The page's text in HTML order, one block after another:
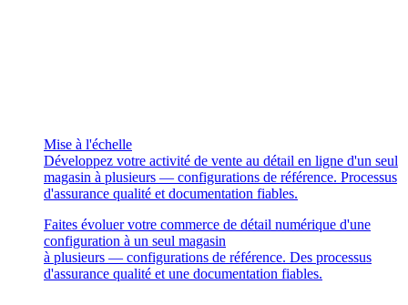
Mise à l'échelle
Développez votre activité de vente au détail en ligne d'un seul
magasin à plusieurs — configurations de référence. Processus
d'assurance qualité et documentation fiables.
Faites évoluer votre commerce de détail numérique d'une
configuration à un seul magasin
à plusieurs — configurations de référence. Des processus
d'assurance qualité et une documentation fiables.